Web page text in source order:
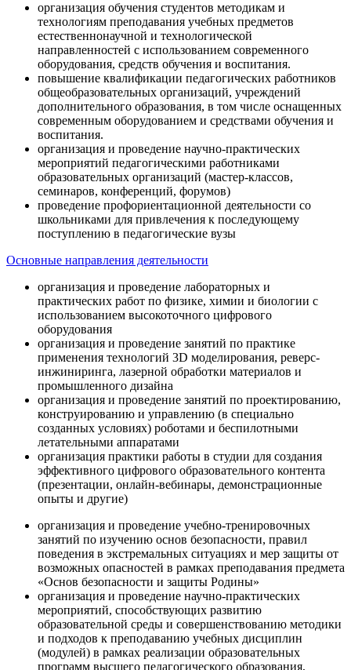
организация обучения студентов методикам и
технологиям преподавания учебных предметов
естественнонаучной и технологической
направленностей с использованием современного
оборудования, средств обучения и воспитания.
повышение квалификации педагогических работников
общеобразовательных организаций, учреждений
дополнительного образования, в том числе оснащенных
современным оборудованием и средствами обучения и
воспитания.
организация и проведение научно-практических
мероприятий педагогическими работниками
образовательных организаций (мастер-классов,
семинаров, конференций, форумов)
проведение профориентационной деятельности со
школьниками для привлечения к последующему
поступлению в педагогические вузы
Основные направления деятельности
организация и проведение лабораторных и
практических работ по физике, химии и биологии с
использованием высокоточного цифрового
оборудования
организация и проведение занятий по практике
применения технологий 3D моделирования, реверс-
инжиниринга, лазерной обработки материалов и
промышленного дизайна
организация и проведение занятий по проектированию,
конструированию и управлению (в специально
созданных условиях) роботами и беспилотными
летательными аппаратами
организация практики работы в студии для создания
эффективного цифрового образовательного контента
(презентации, онлайн-вебинары, демонстрационные
опыты и другие)
организация и проведение учебно-тренировочных
занятий по изучению основ безопасности, правил
поведения в экстремальных ситуациях и мер защиты от
возможных опасностей в рамках преподавания предмета
«Основ безопасности и защиты Родины»
организация и проведение научно-практических
мероприятий, способствующих развитию
образовательной среды и совершенствованию методики
и подходов к преподаванию учебных дисциплин
(модулей) в рамках реализации образовательных
программ высшего педагогического образования,